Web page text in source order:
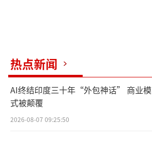
热点新闻
AI终结印度三十年“外包神话” 商业模
式被颠覆
2026-08-07 09:25:50